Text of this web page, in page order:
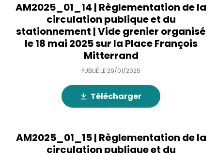
AM2025_01_14 | Règlementation de la
circulation publique et du
stationnement | Vide grenier organisé
le 18 mai 2025 sur la Place François
Mitterrand
PUBLIÉ LE 29/01/2025
Télécharger
AM2025_01_15 | Règlementation de la
circulation publique et du